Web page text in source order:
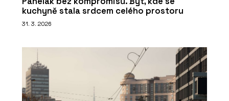
kuchyně stala srdcem celého prostoru
31. 3. 2026